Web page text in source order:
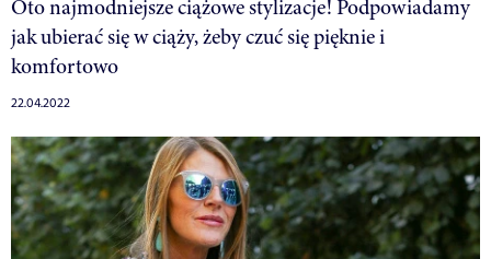
Oto najmodniejsze ciążowe stylizacje! Podpowiadamy
jak ubierać się w ciąży, żeby czuć się pięknie i
komfortowo
22.04.2022